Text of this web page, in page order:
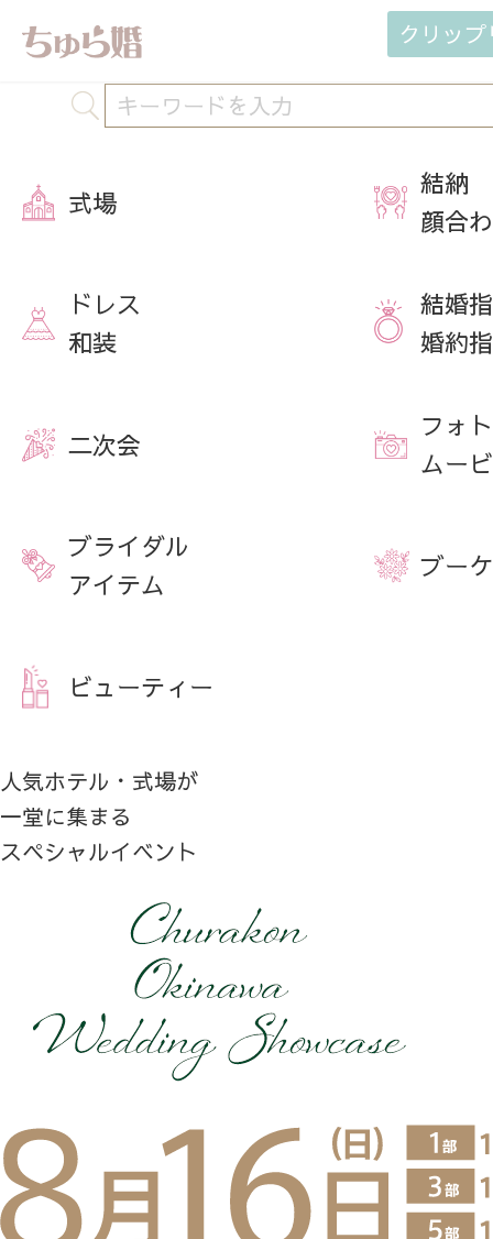
クリッ
式場
結納
顔合
ドレス
和装
結婚
婚約
二次会
フォト
ムー
ブライダル
アイテム
ブーケ
ビューティー
人気ホテル・式場が
一堂に集まる
スペシャルイベント